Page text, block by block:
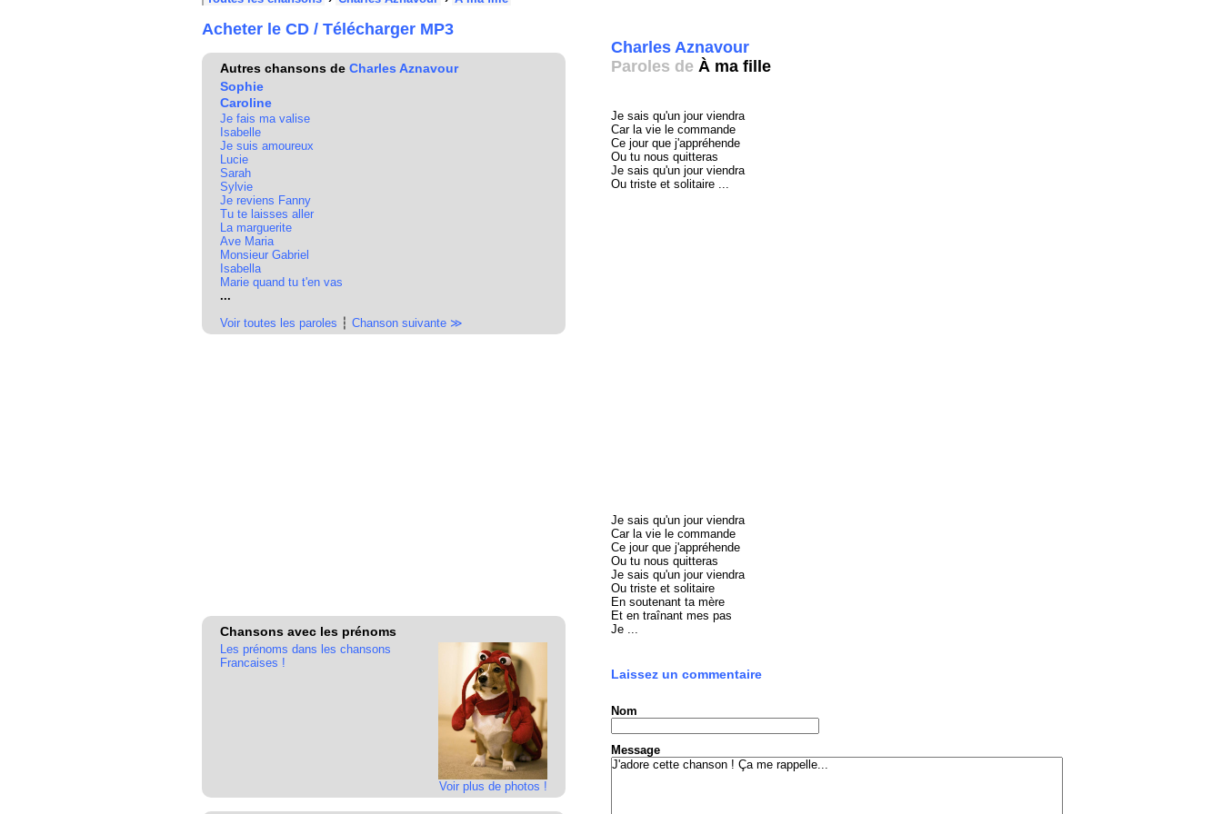
Acheter le CD / Télécharger MP3
Autres chansons de Charles Aznavour
Sophie
Caroline
Je fais ma valise
Isabelle
Je suis amoureux
Lucie
Sarah
Sylvie
Je reviens Fanny
Tu te laisses aller
La marguerite
Ave Maria
Monsieur Gabriel
Isabella
Marie quand tu t'en vas
...
Voir toutes les paroles ┆ Chanson suivante ≫
Chansons avec les prénoms
Voir plus de photos !
Les prénoms dans les chansons
Francaises !
Charles Aznavour
Paroles de À ma fille
Je sais qu'un jour viendra
Car la vie le commande
Ce jour que j'appréhende
Ou tu nous quitteras
Je sais qu'un jour viendra
Ou triste et solitaire ...
Je sais qu'un jour viendra
Car la vie le commande
Ce jour que j'appréhende
Ou tu nous quitteras
Je sais qu'un jour viendra
Ou triste et solitaire
En soutenant ta mère
Et en traînant mes pas
Je ...
Laissez un commentaire
Nom
Message